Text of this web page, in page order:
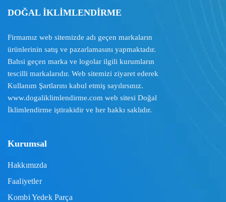
DOĞAL İKLİMLENDİRME
Firmamız web sitemizde adı geçen markaların
ürünlerinin satış ve pazarlamasını yapmaktadır.
Bahsi geçen marka ve logolar ilgili kurumların
tescilli markalarıdır. Web sitemizi ziyaret ederek
Kullanım Şartlarını kabul etmiş sayılırsınız.
www.dogaliklimlendirme.com web sitesi Doğal
İklimlendirme iştirakidir ve her hakkı saklıdır.
Kurumsal
Hakkımızda
Faaliyetler
Kombi Yedek Parça